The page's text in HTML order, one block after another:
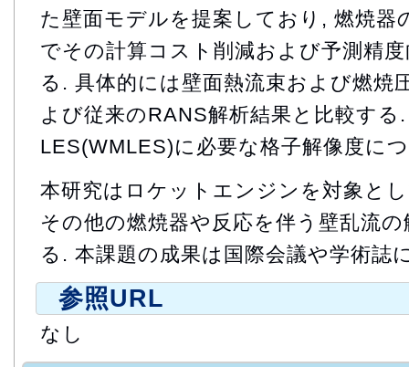
た壁面モデルを提案しており, 燃焼器
でその計算コスト削減および予測精
る. 具体的には壁面熱流束および燃焼
よび従来のRANS解析結果と比較す
LES(WMLES)に必要な格子解像度に
本研究はロケットエンジンを対象と
その他の燃焼器や反応を伴う壁乱流
る. 本課題の成果は国際会議や学術誌
参照URL
なし